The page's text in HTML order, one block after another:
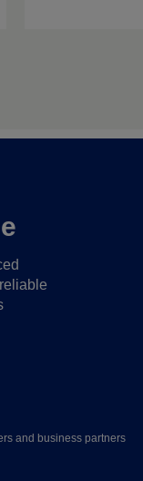
and business partners